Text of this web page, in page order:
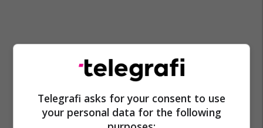
Vjosa Osmani Zgjedhjet 2026
Zgjedhjet
Presidenca
Telegrafi asks for your consent to use
your personal data for the following